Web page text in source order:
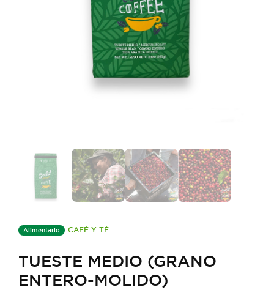
Alimentario CAFÉ Y TÉ
TUESTE MEDIO (GRANO
ENTERO-MOLIDO)